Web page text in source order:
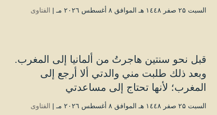
السبت ۲۵ صفر ۱٤٤۸ هـ الموافق ۸ أغسطس ۲۰۲٦ مـ | الفتاوى
قبل نحو سنتين هاجرتُ من ألمانيا إلى المغرب.
وبعد ذلك طلبت مني والدتي ألا أرجع إلى
المغرب؛ لأنها تحتاج إلى مساعدتي
السبت ۲۵ صفر ۱٤٤۸ هـ الموافق ۸ أغسطس ۲۰۲٦ مـ | الفتاوى